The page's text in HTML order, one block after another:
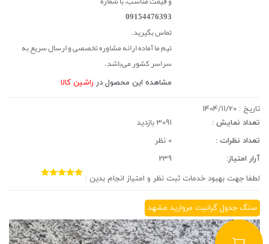
09154476393
تماس بگیرید.
تیم ما آماده ارائه مشاوره تخصصی و ارسال سریع به
سراسر کشور می‌باشد.
مشاهده این محصول در راشین کالا
تاریخ : 1404/11/20
تعداد نمایش :
3091 بازدید
تعداد نظرات :
0 نظر
آرار امتیاز:
239
لطفا جهت بهبود خدمات ثبت نظر و امتیاز انجام بدین :
سنگ جدول گرانیت مروارید مشهد